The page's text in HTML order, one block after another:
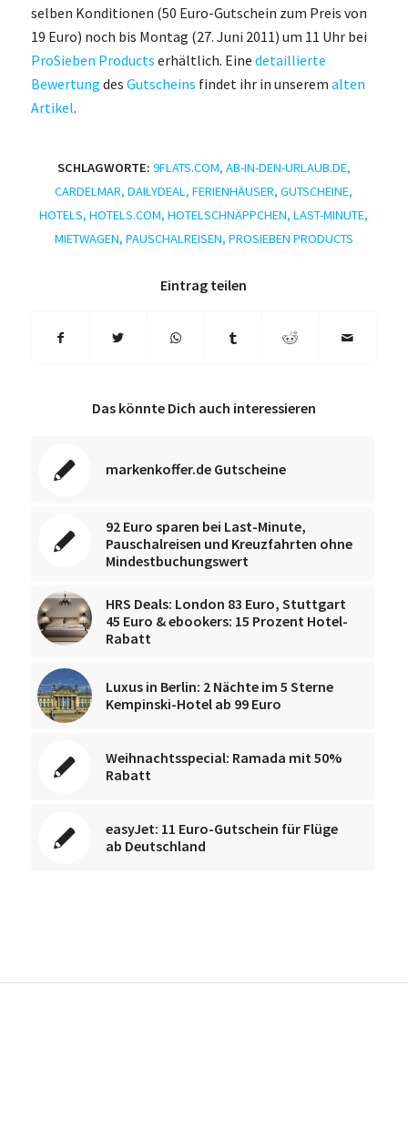
selben Konditionen (50 Euro-Gutschein zum Preis von
19 Euro) noch bis Montag (27. Juni 2011) um 11 Uhr bei
ProSieben Products erhältlich. Eine detaillierte
Bewertung des Gutscheins findet ihr in unserem alten
Artikel.
SCHLAGWORTE: 9FLATS.COM, AB-IN-DEN-URLAUB.DE,
CARDELMAR,DAILYDEAL,FERIENHÄUSER,GUTSCHEINE,
HOTELS,HOTELS.COM,HOTELSCHNÄPPCHEN,LAST-MINUTE,
MIETWAGEN, PAUSCHALREISEN, PROSIEBEN PRODUCTS
Eintrag teilen
Das könnte Dich auch interessieren
markenkoffer.de Gutscheine
92 Euro sparen bei Last-Minute,
Pauschalreisen und Kreuzfahrten ohne
Mindestbuchungswert
HRS Deals: London 83 Euro, Stuttgart
45 Euro & ebookers: 15 Prozent Hotel-
Rabatt
Luxus in Berlin: 2 Nächte im 5 Sterne
Kempinski-Hotel ab 99 Euro
Weihnachtsspecial: Ramada mit 50%
Rabatt
easyJet: 11 Euro-Gutschein für Flüge
ab Deutschland